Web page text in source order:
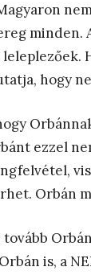
minden.
hogy
ezzel
Orbán
is, a